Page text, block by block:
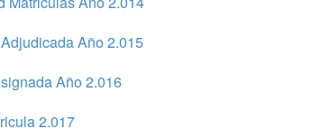
Año 2.015
Año 2.016
2.017